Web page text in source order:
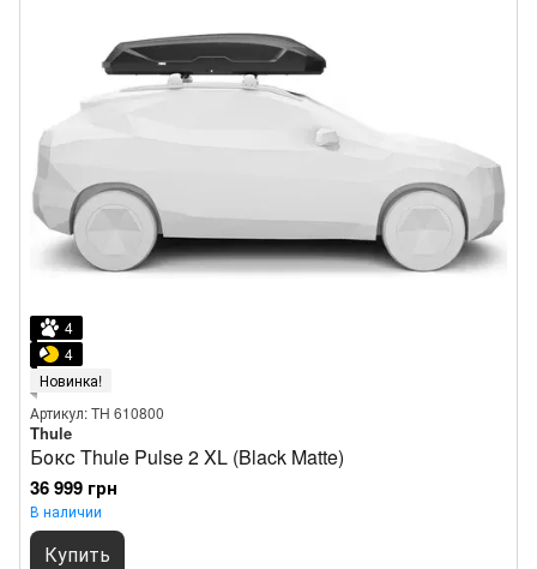
4
4
Новинка!
Артикул: TH 610800
Thule
Бокс Thule Pulse 2 XL (Black Matte)
36 999 грн
В наличии
Купить